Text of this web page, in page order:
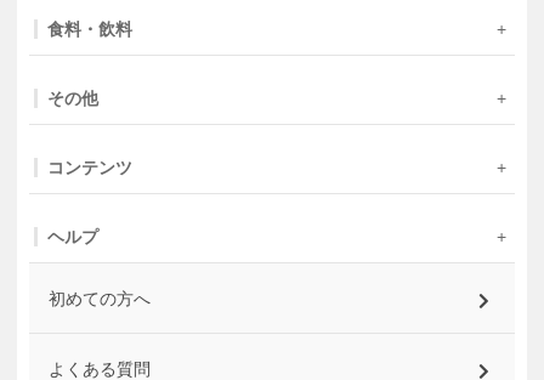
食料・飲料
その他
コンテンツ
ヘルプ
初めての方へ
よくある質問